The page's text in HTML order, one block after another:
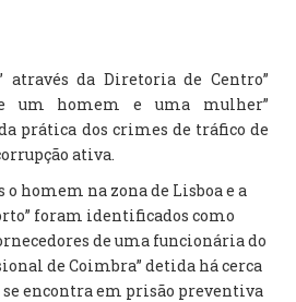
da Diretoria de Centro”
um homem e uma mulher”
prática dos crimes de tráfico de
ativa.
o homem na zona de Lisboa e a
foram identificados como
de uma funcionária do
de Coimbra” detida há cerca
se encontra em prisão preventiva